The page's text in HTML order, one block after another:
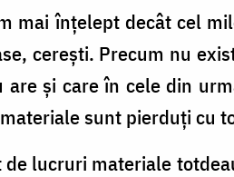
mai înţelept decât cel
cereşti. Precum nu
are şi care în cele din
sunt pierduţi cu
de lucruri materiale